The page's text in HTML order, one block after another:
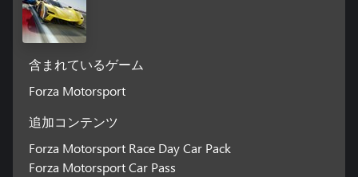
含まれているゲーム
Forza Motorsport
追加コンテンツ
Forza Motorsport Race Day Car Pack
Forza Motorsport Car Pass